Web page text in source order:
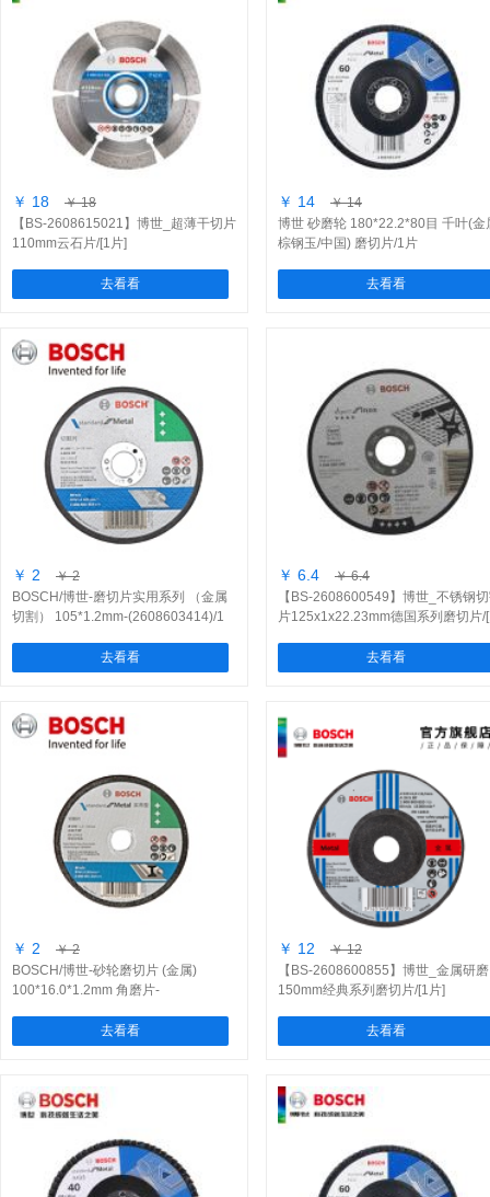
￥ 18
￥ 18
【BS-2608615021】博世_超薄干切片
110mm云石片/[1片]
去看看
￥ 14
￥ 14
博世 砂磨轮 180*22.2*80目 千叶(金
棕钢玉/中国) 磨切片/1片
去看看
￥ 2
￥ 2
BOSCH/博世-磨切片实用系列 （金属
切割） 105*1.2mm-(2608603414)/1
去看看
￥ 6.4
￥ 6.4
【BS-2608600549】博世_不锈钢
片125x1x22.23mm德国系列磨切片/
去看看
￥ 2
￥ 2
BOSCH/博世-砂轮磨切片 (金属)
100*16.0*1.2mm 角磨片-
去看看
￥ 12
￥ 12
【BS-2608600855】博世_金属研磨
150mm经典系列磨切片/[1片]
去看看